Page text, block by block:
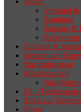
Vorstand
Standorte
Satzung &
Referenzen
Förderer &
Berater und
Nachfolgerpool
Mitgliedschaft
KI –
Tipps zur
Presse